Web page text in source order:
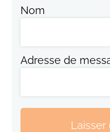
Nom
Adresse de